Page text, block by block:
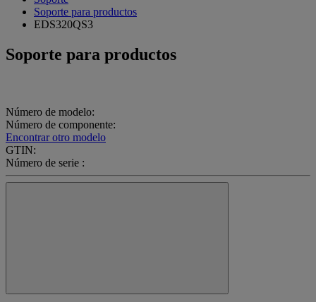
Soporte para productos
EDS320QS3
Soporte para productos
Número de modelo:
Número de componente:
Encontrar otro modelo
GTIN:
Número de serie :